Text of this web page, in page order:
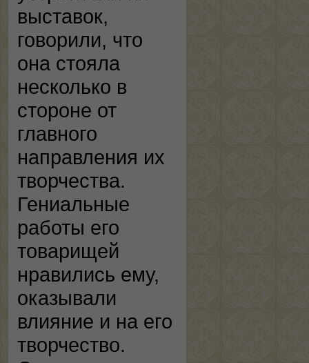
выставок,
говорили, что
она стояла
несколько в
стороне от
главного
направления их
творчества.
Гениальные
работы его
товарищей
нравились ему,
оказывали
влияние и на его
творчество.